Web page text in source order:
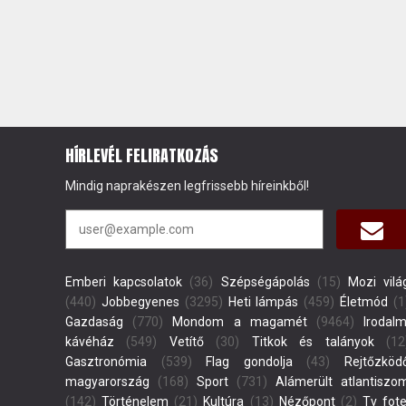
HÍRLEVÉL FELIRATKOZÁS
Mindig naprakészen legfrissebb híreinkből!
Emberi kapcsolatok (36) Szépségápolás (15)
Mozi
(440) Jobbegyenes (3295) Heti lámpás (459) Életmód
Gazdaság (770) Mondom a magamét(9464)
kávéház (549) Vetítő(30) Titkok és talányok
Gasztronómia (539) Flag gondolja (43)
magyarország (168) Sport (731)
Alámerült
(142) Történelem (21) Kultúra (13) Nézőpont(2) Tv fotel